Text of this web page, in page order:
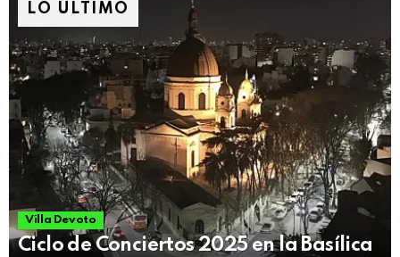
LO ÚLTIMO
Villa Devoto
Ciclo de Conciertos 2025 en la Basílica